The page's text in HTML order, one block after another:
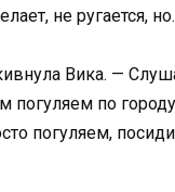
не ругается,
Вика. —
погуляем по
погуляем,